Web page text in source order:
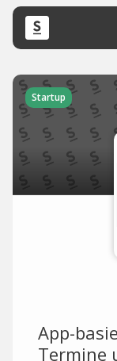
Startup
App-
Termine